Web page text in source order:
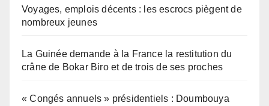
Voyages, emplois décents : les escrocs piègent de
nombreux jeunes
La Guinée demande à la France la restitution du
crâne de Bokar Biro et de trois de ses proches
« Congés annuels » présidentiels : Doumbouya